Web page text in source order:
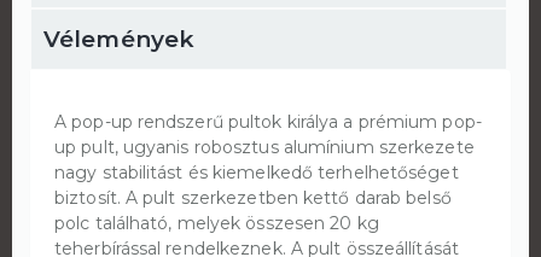
Vélemények
A pop-up rendszerű pultok királya a prémium pop-
up pult, ugyanis robosztus alumínium szerkezete
nagy stabilitást és kiemelkedő terhelhetőséget
biztosít. A pult szerkezetben kettő darab belső
polc található, melyek összesen 20 kg
teherbírással rendelkeznek. A pult összeállítását